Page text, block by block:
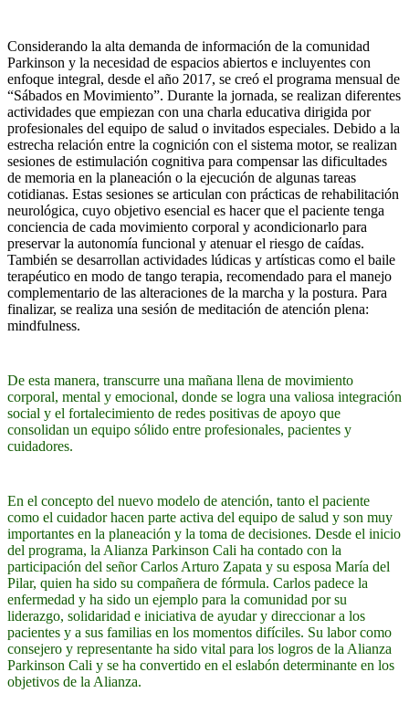
Considerando la alta demanda de información de la comunidad
Parkinson y la necesidad de espacios abiertos e incluyentes con
enfoque integral, desde el año 2017, se creó el programa mensual de
“Sábados en Movimiento”. Durante la jornada, se realizan diferentes
actividades que empiezan con una charla educativa dirigida por
profesionales del equipo de salud o invitados especiales. Debido a la
estrecha relación entre la cognición con el sistema motor, se realizan
sesiones de estimulación cognitiva para compensar las dificultades
de memoria en la planeación o la ejecución de algunas tareas
cotidianas. Estas sesiones se articulan con prácticas de rehabilitación
neurológica, cuyo objetivo esencial es hacer que el paciente tenga
conciencia de cada movimiento corporal y acondicionarlo para
preservar la autonomía funcional y atenuar el riesgo de caídas.
También se desarrollan actividades lúdicas y artísticas como el baile
terapéutico en modo de tango terapia, recomendado para el manejo
complementario de las alteraciones de la marcha y la postura. Para
finalizar, se realiza una sesión de meditación de atención plena:
mindfulness.
De esta manera, transcurre una mañana llena de movimiento
corporal, mental y emocional, donde se logra una valiosa integración
social y el fortalecimiento de redes positivas de apoyo que
consolidan un equipo sólido entre profesionales, pacientes y
cuidadores.
En el concepto del nuevo modelo de atención, tanto el paciente
como el cuidador hacen parte activa del equipo de salud y son muy
importantes en la planeación y la toma de decisiones. Desde el inicio
del programa, la Alianza Parkinson Cali ha contado con la
participación del señor Carlos Arturo Zapata y su esposa María del
Pilar, quien ha sido su compañera de fórmula. Carlos padece la
enfermedad y ha sido un ejemplo para la comunidad por su
liderazgo, solidaridad e iniciativa de ayudar y direccionar a los
pacientes y a sus familias en los momentos difíciles. Su labor como
consejero y representante ha sido vital para los logros de la Alianza
Parkinson Cali y se ha convertido en el eslabón determinante en los
objetivos de la Alianza.